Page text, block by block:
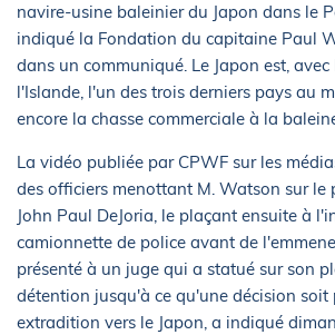
navire-usine baleinier du Japon dans le
indiqué la Fondation du capitaine Paul
dans un communiqué. Le Japon est,
l'Islande, l'un des trois derniers pays au
encore la chasse commerciale à la
La vidéo publiée par CPWF sur les
des officiers menottant M. Watson sur le
John Paul DeJoria, le plaçant ensuite à
camionnette de police avant de
présenté à un juge qui a statué sur son
détention jusqu'à ce qu'une décision soit
extradition vers le Japon, a indiqué